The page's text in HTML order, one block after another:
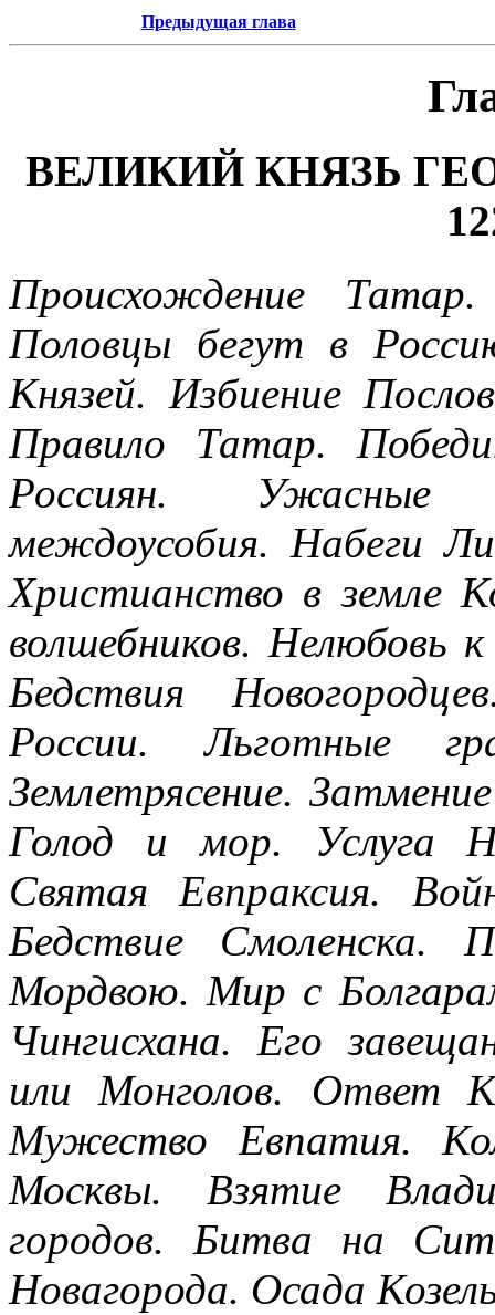
Предыдущая глава
ВЕЛИКИЙ КНЯЗЬ
Происхождение Татар.
Половцы бегут в
Князей. Избиение
Правило Татар.
Россиян. Ужасные
междоусобия. Набеги
Христианство в земле
волшебников. Нелюбовь
Бедствия
России. Льготные
Землетрясение.
Голод и мор. Услуга
Святая Евпраксия.
Бедствие Смоленска.
Мордвою. Мир с
Чингисхана. Его
или Монголов. Ответ
Мужество Евпатия.
Москвы. Взятие
городов. Битва на
Новагорода. Осада